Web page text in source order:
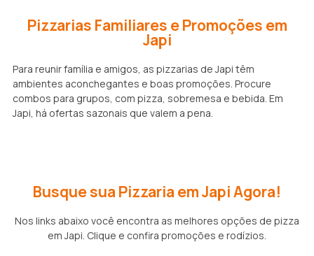
Pizzarias Familiares e Promoções em
Japi
Para reunir família e amigos, as pizzarias de Japi têm
ambientes aconchegantes e boas promoções. Procure
combos para grupos, com pizza, sobremesa e bebida. Em
Japi, há ofertas sazonais que valem a pena.
Busque sua Pizzaria em Japi Agora!
Nos links abaixo você encontra as melhores opções de pizza
em Japi. Clique e confira promoções e rodízios.